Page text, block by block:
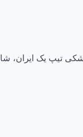
تیپ یک ایران،